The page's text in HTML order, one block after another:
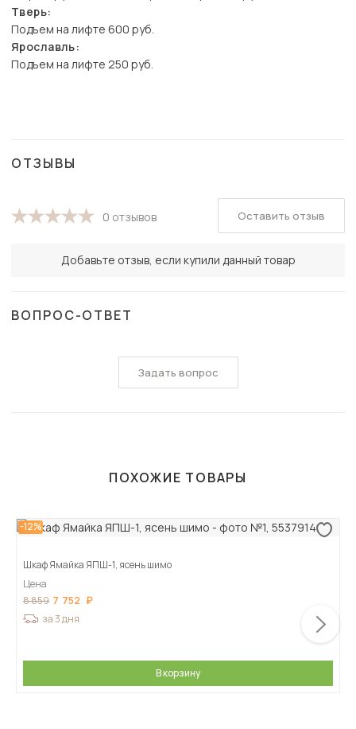
Тверь:
Подъем на лифте 600 руб.
Ярославль:
Подъем на лифте 250 руб.
ОТЗЫВЫ
0 отзывов
Добавьте отзыв, если купили данный товар
Оставить отзыв
ВОПРОС-ОТВЕТ
Задать вопрос
ПОХОЖИЕ ТОВАРЫ
-12%
Шкаф Ямайка ЯПШ-1, ясень шимо
Цена
8 859 7 752
за 3 дня
В корзину